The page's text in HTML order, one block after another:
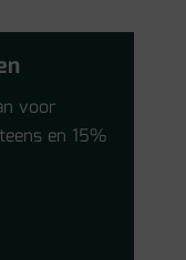
voor
en 15%